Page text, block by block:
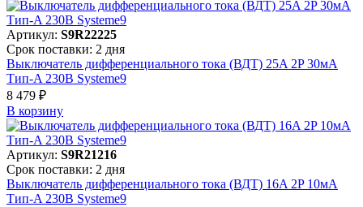
Артикул: S9R22225
Срок поставки: 2 дня
Выключатель дифференциального тока (ВДТ) 25A 2P 30мА
Тип-A 230В Systeme9
8 479 ₽
В корзинy
Артикул: S9R21216
Срок поставки: 2 дня
Выключатель дифференциального тока (ВДТ) 16A 2P 10мА
Тип-A 230В Systeme9